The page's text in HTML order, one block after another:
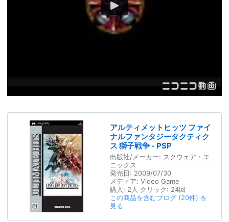
アルティメットヒッツ ファイ
ナルファンタジータクティク
ス 獅子戦争 - PSP
出版社/メーカー: スクウェア・エ
ニックス
発売日: 2009/07/30
メディア: Video Game
購入: 2人 クリック: 24回
この商品を含むブログ (20件) を
見る